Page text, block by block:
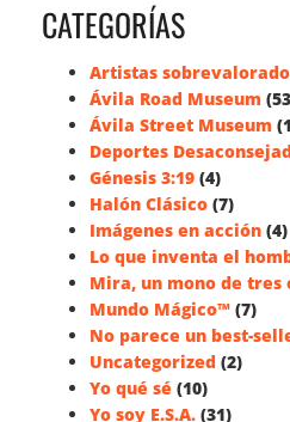
CATEGORÍAS
Artistas
Ávila Road Museum
Ávila Street Museum
Deportes
Génesis 3:19 (4)
Halón Clásico (7)
Imágenes en acción (4)
Lo que inventa el
Mira, un mono de tres
Mundo Mágico™ (7)
No parece un best-
Uncategorized (2)
Yo qué sé (10)
Yo soy E.S.A. (31)